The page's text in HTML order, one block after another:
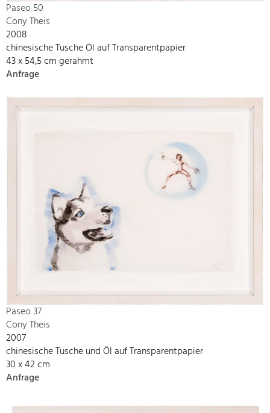
Paseo 50
Cony Theis
2008
chinesische Tusche Öl auf Transparentpapier
43 x 54,5 cm gerahmt
Anfrage
Paseo 37
Cony Theis
2007
chinesische Tusche und Öl auf Transparentpapier
30 x 42 cm
Anfrage